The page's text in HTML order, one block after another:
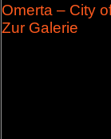
Omerta – City
Zur Galerie